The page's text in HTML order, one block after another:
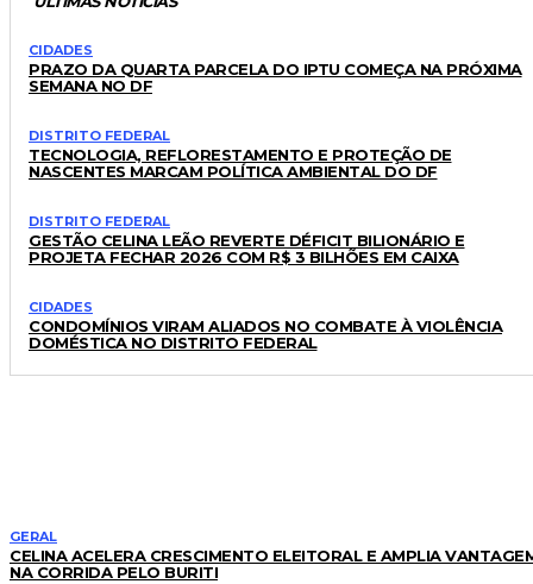
CIDADES
PRAZO DA QUARTA PARCELA DO IPTU COMEÇA NA PRÓXIMA
SEMANA NO DF
DISTRITO FEDERAL
TECNOLOGIA, REFLORESTAMENTO E PROTEÇÃO DE
NASCENTES MARCAM POLÍTICA AMBIENTAL DO DF
DISTRITO FEDERAL
GESTÃO CELINA LEÃO REVERTE DÉFICIT BILIONÁRIO E
PROJETA FECHAR 2026 COM R$ 3 BILHÕES EM CAIXA
CIDADES
CONDOMÍNIOS VIRAM ALIADOS NO COMBATE À VIOLÊNCIA
DOMÉSTICA NO DISTRITO FEDERAL
GERAL
CELINA ACELERA CRESCIMENTO ELEITORAL E AMPLIA
NA CORRIDA PELO BURITI